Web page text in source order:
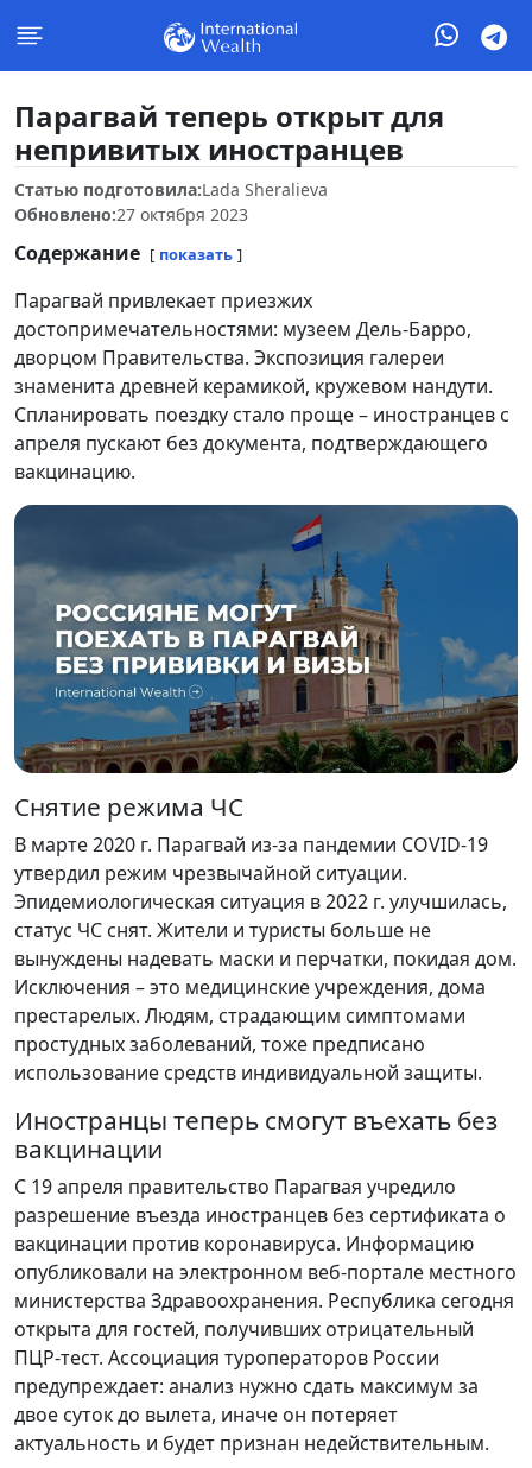
Парагвай теперь открыт для
непривитых иностранцев
Статью подготовила:Lada Sheralieva
Обновлено:27 октября 2023
Содержание показать
Парагвай привлекает приезжих
достопримечательностями: музеем Дель-Барро,
дворцом Правительства. Экспозиция галереи
знаменита древней керамикой, кружевом нандути.
Спланировать поездку стало проще – иностранцев с
апреля пускают без документа, подтверждающего
вакцинацию.
Снятие режима ЧС
В марте 2020 г. Парагвай из-за пандемии COVID-19
утвердил режим чрезвычайной ситуации.
Эпидемиологическая ситуация в 2022 г. улучшилась,
статус ЧС снят. Жители и туристы больше не
вынуждены надевать маски и перчатки, покидая дом.
Исключения – это медицинские учреждения, дома
престарелых. Людям, страдающим симптомами
простудных заболеваний, тоже предписано
использование средств индивидуальной защиты.
Иностранцы теперь смогут въехать без
вакцинации
С 19 апреля правительство Парагвая учредило
разрешение въезда иностранцев без сертификата о
вакцинации против коронавируса. Информацию
опубликовали на электронном веб-портале местного
министерства Здравоохранения. Республика сегодня
открыта для гостей, получивших отрицательный
ПЦР-тест. Ассоциация туроператоров России
предупреждает: анализ нужно сдать максимум за
двое суток до вылета, иначе он потеряет
актуальность и будет признан недействительным.